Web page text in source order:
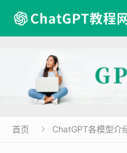
首页  ChatGPT各模型介